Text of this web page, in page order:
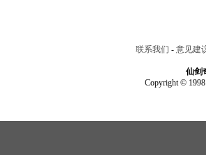
联系我们 - 意见建
仙剑
Copyright © 1998